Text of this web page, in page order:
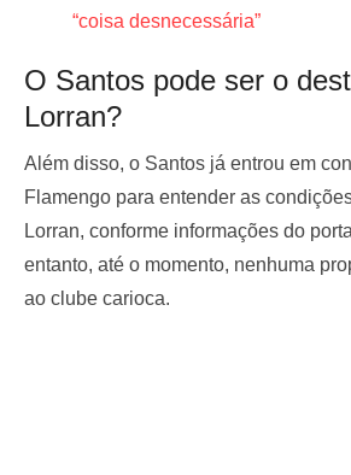
“coisa desnecessária”
O Santos pode ser o
Lorran?
Além disso, o Santos já entrou em
Flamengo para entender as
Lorran, conforme informações do
entanto, até o momento, nenhuma
ao clube carioca.